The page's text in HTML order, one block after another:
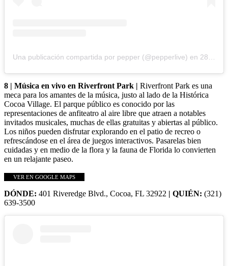
Una publicación compartida por pepper (@pepperlive) en 28 de julio de 2019 a las 5:40 p. m. PDT
8 | Música en vivo en Riverfront Park | Riverfront Park es una
meca para los amantes de la música, justo al lado de la Histórica
Cocoa Village. El parque público es conocido por las
representaciones de anfiteatro al aire libre que atraen a notables
invitados musicales, muchas de ellas gratuitas y abiertas al público.
Los niños pueden disfrutar explorando en el patio de recreo o
refrescándose en el área de juegos interactivos. Pasarelas bien
cuidadas y en medio de la flora y la fauna de Florida lo convierten
en un relajante paseo.
VER EN GOOGLE MAPS
DÓNDE: 401 Riveredge Blvd., Cocoa, FL 32922 | QUIÉN: (321)
639-3500